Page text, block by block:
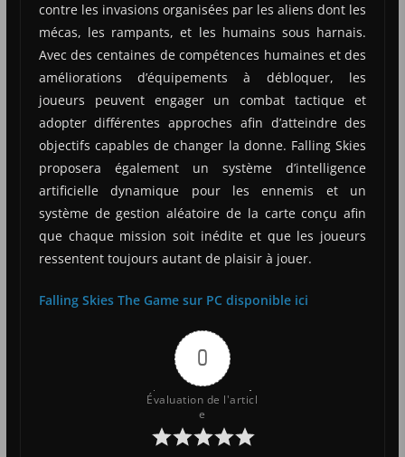
contre les invasions organisées par les aliens dont les
mécas, les rampants, et les humains sous harnais.
Avec des centaines de compétences humaines et des
améliorations d’équipements à débloquer, les
joueurs peuvent engager un combat tactique et
adopter différentes approches afin d’atteindre des
objectifs capables de changer la donne. Falling Skies
proposera également un système d’intelligence
artificielle dynamique pour les ennemis et un
système de gestion aléatoire de la carte conçu afin
que chaque mission soit inédite et que les joueurs
ressentent toujours autant de plaisir à jouer.
Falling Skies The Game sur PC disponible ici
0
Évaluation de l'articl
e